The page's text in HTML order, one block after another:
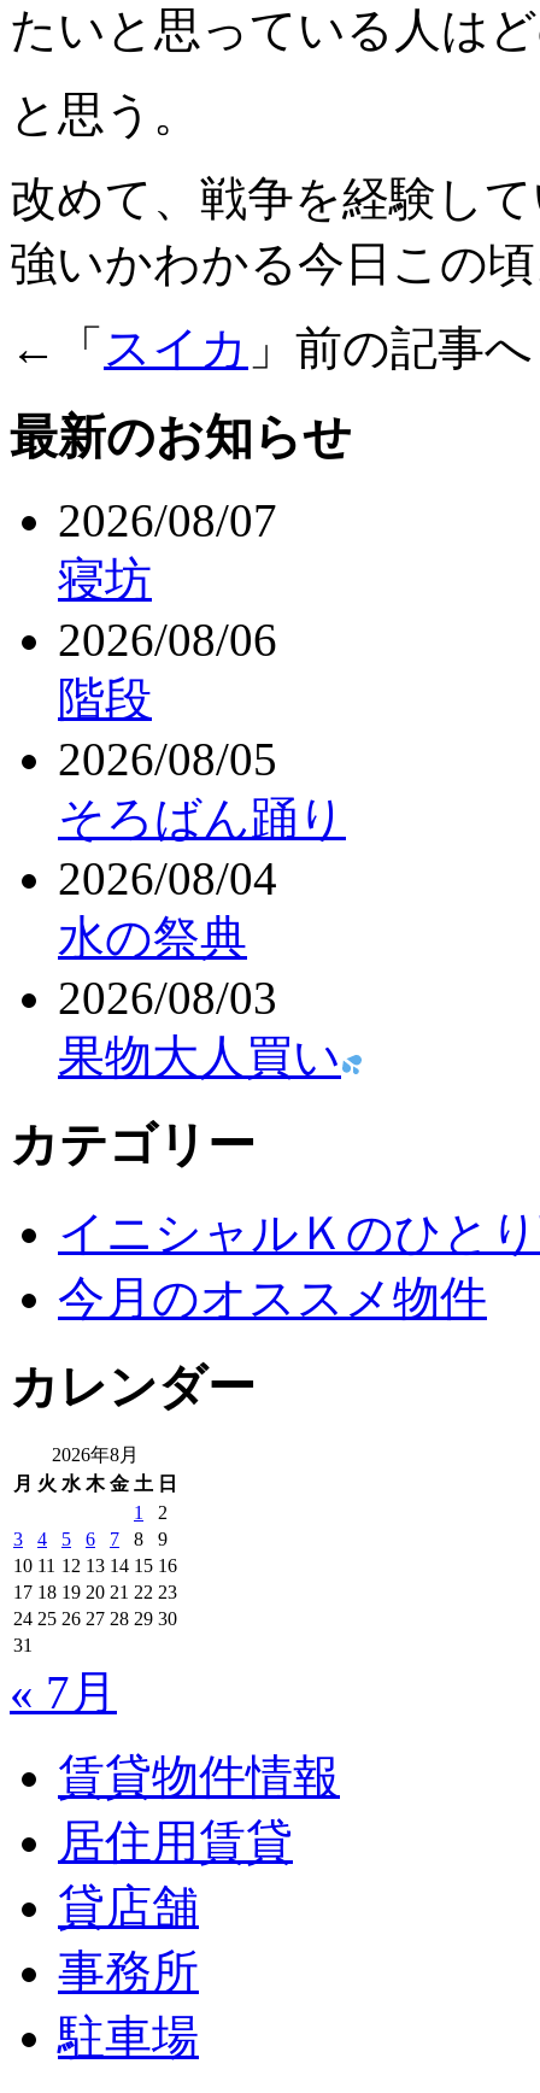
たいと思っている人は
と思う。
改めて、戦争を経験し
強いかわかる今日この
←「 スイカ 」前の記
最新のお知らせ
2026/08/07
寝坊
2026/08/06
階段
2026/08/05
そろばん踊り
2026/08/04
水の祭典
2026/08/03
果物大人買い
カテゴリー
イニシャルＫのひと
今月のオススメ物件
カレンダー
2026年8月
月 火 水 木 金 土 日
1
2
3
4 5 6 7 8
9
10 11 12 13 14 15 16
17 18 19 20 21 22 23
24 25 26 27 28 29 30
31
« 7月
賃貸物件情報
居住用賃貸
貸店舗
事務所
駐車場